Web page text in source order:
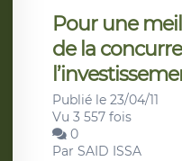
Pour une
de la
Publié le 23/04/11
Vu 3 557 fois
0
Par SAID ISSA